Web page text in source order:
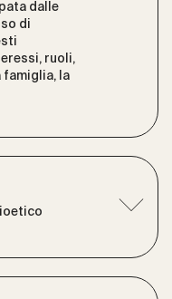
dalle
di
ruoli,
famiglia, la